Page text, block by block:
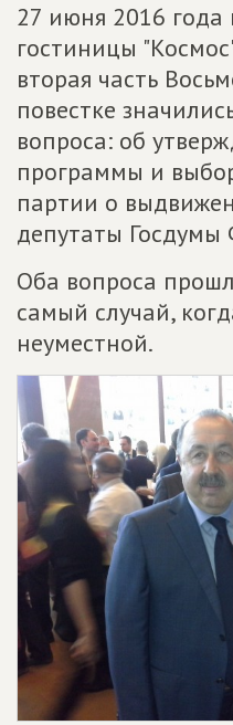
27 июня 2016 года
гостиницы
вторая часть
повестке
вопроса: об
программы и
партии о
депутаты Госдумы
Оба вопроса
самый случай,
неуместной.